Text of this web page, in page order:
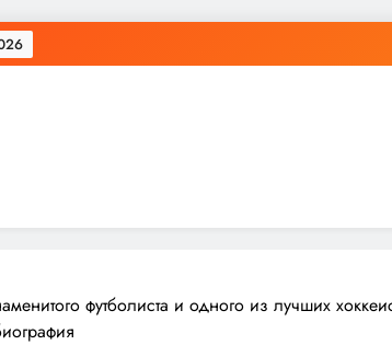
футболиста и одного из лучших